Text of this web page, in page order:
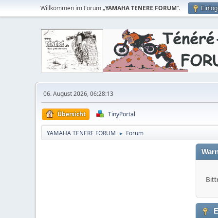
Willkommen im Forum „YAMAHA TENERE FORUM“.
06. August 2026, 06:28:13
Übersicht TinyPortal
YAMAHA TENERE FORUM ► Forum